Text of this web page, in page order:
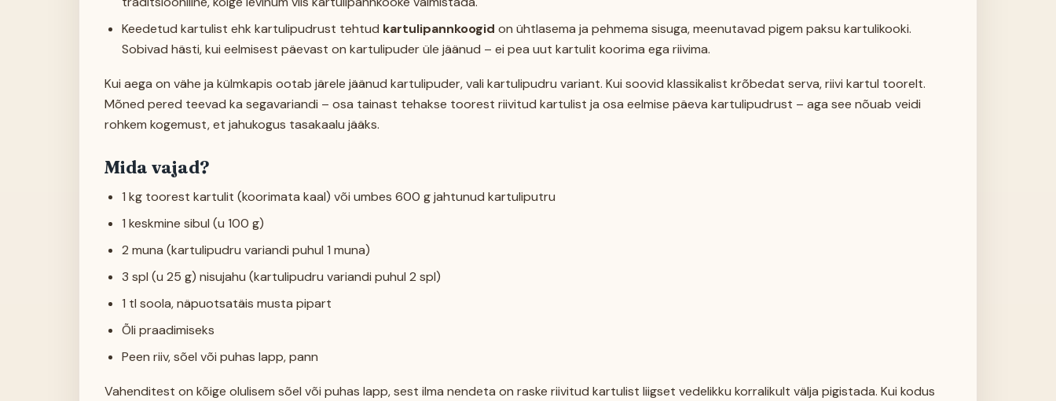
Keedetud kartulist ehk kartulipudrust tehtud kartulipannkoogid on ühtlasema ja pehmema sisuga, meenutavad pigem paksu kartulikooki.
Sobivad hästi, kui eelmisest päevast on kartulipuder üle jäänud – ei pea uut kartulit koorima ega riivima.
Kui aega on vähe ja külmkapis ootab järele jäänud kartulipuder, vali kartulipudru variant. Kui soovid klassikalist krõbedat serva, riivi kartul toorelt.
Mõned pered teevad ka segavariandi – osa tainast tehakse toorest riivitud kartulist ja osa eelmise päeva kartulipudrust – aga see nõuab veidi
rohkem kogemust, et jahukogus tasakaalu jääks.
Mida vajad?
1 kg toorest kartulit (koorimata kaal) või umbes 600 g jahtunud kartuliputru
1 keskmine sibul (u 100 g)
2 muna (kartulipudru variandi puhul 1 muna)
3 spl (u 25 g) nisujahu (kartulipudru variandi puhul 2 spl)
1 tl soola, näpuotsatäis musta pipart
Õli praadimiseks
Peen riiv, sõel või puhas lapp, pann
Vahenditest on kõige olulisem sõel või puhas lapp, sest ilma nendeta on raske riivitud kartulist liigset vedelikku korralikult välja pigistada. Kui kodus